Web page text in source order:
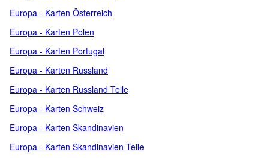
Europa - Karten Österreich
Europa - Karten Polen
Europa - Karten Portugal
Europa - Karten Russland
Europa - Karten Russland Teile
Europa - Karten Schweiz
Europa - Karten Skandinavien
Europa - Karten Skandinavien Teile